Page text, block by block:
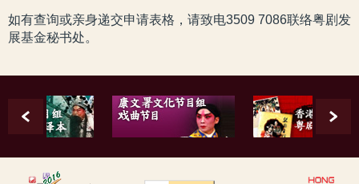
如有查询或亲身递交申请表格，请致电3509 7086联络粤剧发
展基金秘书处。